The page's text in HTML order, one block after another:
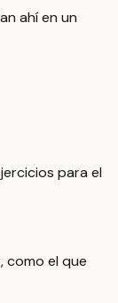
ahí en un
para el
como el que